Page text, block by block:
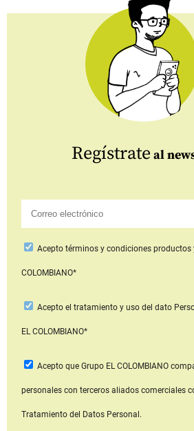
Regístrate al
Aceptotérminos y condiciones
COLOMBIANO*
Acepto el tratamiento y uso del dato
EL COLOMBIANO*
Acepto que Grupo EL COLOMBIANO
personales con terceros aliados comerciales
Tratamiento del Datos Personal.